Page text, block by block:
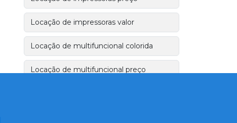
Locação de impressoras valor
Locação de multifuncional colorida
Locação de multifuncional preço